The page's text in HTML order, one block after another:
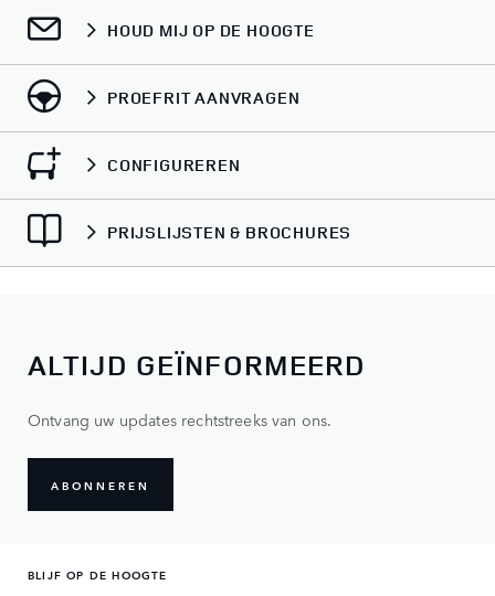
HOUD MIJ OP DE HOOGTE
PROEFRIT AANVRAGEN
CONFIGUREREN
PRIJSLIJSTEN & BROCHURES
ALTIJD GEÏNFORMEERD
Ontvang uw updates rechtstreeks van ons.
ABONNEREN
BLIJF OP DE HOOGTE